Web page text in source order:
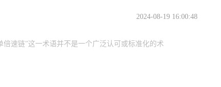
2024-08-19 16:00:48
链”这一术语并不是一个广泛认可或标准化的术